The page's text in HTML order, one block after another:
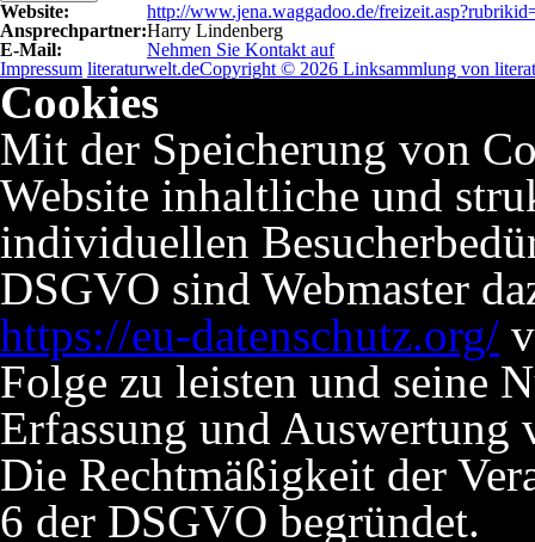
Website:
http://www.jena.waggadoo.de/
Ansprechpartner:Harry Lindenberg
E-Mail:
Nehmen Sie Kontakt auf
Impressum literaturwelt.deCopyright © 2026 Linksammlung von
Cookies
Mit der Speicherung von
Website inhaltliche und
individuellen
DSGVO sind Webmaster
https://eu-datenschutz.org/
Folge zu leisten und seine
Erfassung und Auswertung
Die Rechtmäßigkeit der
6 der DSGVO begründet.